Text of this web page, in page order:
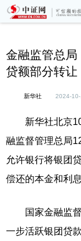
金融监管总
贷额部分转让
新华社 2024-
新华社北京10
融监督管理总局
允许银行将银团
偿还的本金和利
国家金融监督
一步活跃银团贷